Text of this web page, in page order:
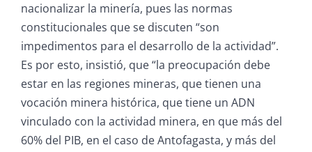
nacionalizar la minería, pues las normas
constitucionales que se discuten “son
impedimentos para el desarrollo de la actividad”.
Es por esto, insistió, que “la preocupación debe
estar en las regiones mineras, que tienen una
vocación minera histórica, que tiene un ADN
vinculado con la actividad minera, en que más del
60% del PIB, en el caso de Antofagasta, y más del